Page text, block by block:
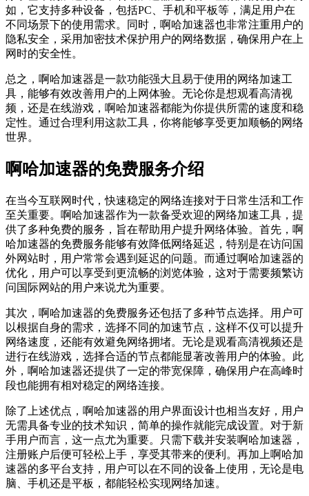
如，它支持多种设备，包括PC、手机和平板等，满足用户在
不同场景下的使用需求。同时，啊哈加速器也非常注重用户的
隐私安全，采用加密技术保护用户的网络数据，确保用户在上
网时的安全性。
总之，啊哈加速器是一款功能强大且易于使用的网络加速工
具，能够有效改善用户的上网体验。无论你是想观看高清视
频，还是在线游戏，啊哈加速器都能为你提供所需的速度和稳
定性。通过合理利用这款工具，你将能够享受更加顺畅的网络
世界。
啊哈加速器的免费服务介绍
在当今互联网时代，快速稳定的网络连接对于日常生活和工作
至关重要。啊哈加速器作为一款备受欢迎的网络加速工具，提
供了多种免费的服务，旨在帮助用户提升网络体验。首先，啊
哈加速器的免费服务能够有效降低网络延迟，特别是在访问国
外网站时，用户常常会遇到延迟的问题。而通过啊哈加速器的
优化，用户可以享受到更流畅的浏览体验，这对于需要频繁访
问国际网站的用户来说尤为重要。
其次，啊哈加速器的免费服务还包括了多种节点选择。用户可
以根据自身的需求，选择不同的加速节点，这样不仅可以提升
网络速度，还能有效避免网络拥堵。无论是观看高清视频还是
进行在线游戏，选择合适的节点都能显著改善用户的体验。此
外，啊哈加速器还提供了一定的带宽保障，确保用户在高峰时
段也能拥有相对稳定的网络连接。
除了上述优点，啊哈加速器的用户界面设计也相当友好，用户
无需具备专业的技术知识，简单的操作就能完成设置。对于新
手用户而言，这一点尤为重要。只需下载并安装啊哈加速器，
注册账户后便可轻松上手，享受其带来的便利。再加上啊哈加
速器的多平台支持，用户可以在不同的设备上使用，无论是电
脑、手机还是平板，都能轻松实现网络加速。